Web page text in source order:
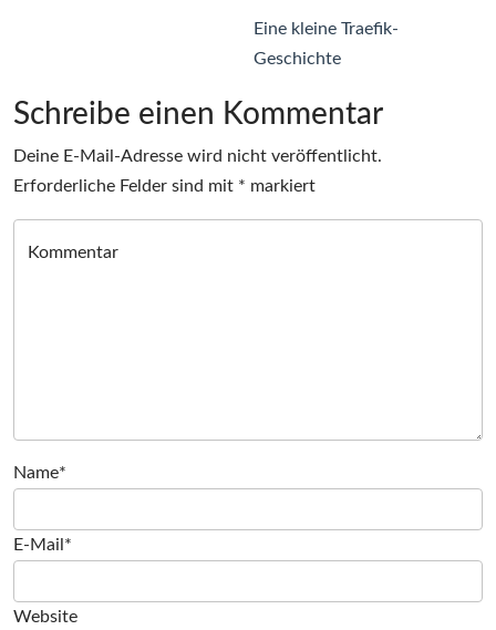
Eine kleine Traefik-
Geschichte
Schreibe einen Kommentar
Deine E-Mail-Adresse wird nicht veröffentlicht.
Erforderliche Felder sind mit * markiert
Kommentar
Name*
E-Mail*
Website